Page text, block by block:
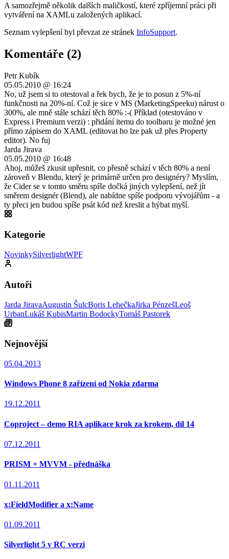
A samozřejmě několik dalších maličkostí, které zpříjemní práci při
vytváření na XAMLu založených aplikací.
Seznam vylepšení byl převzat ze stránek InfoSupport.
Komentáře (2)
Petr Kubík
05.05.2010 @ 16:24
No, už jsem si to otestoval a řek bych, že je to posun z 5%-ní
funkčnosti na 20%-ní. Což je sice v MS (MarketingSpeeku) nárust o
300%, ale mně stále schází těch 80% :-( Příklad (otestováno v
Express i Premium verzi) : přidání itemu do toolbaru je možné jen
přímo zápisem do XAML (editovat ho lze pak už přes Property
editor). No fuj
Jarda Jirava
05.05.2010 @ 16:48
Ahoj, můžeš zkusit upřesnit, co přesně schází v těch 80% a není
zároveň v Blendu, který je primárně určen pro designéry? Myslím,
že Cider se v tomto směru spíše dočká jiných vylepšení, než jít
směrem designér (Blend), ale nabídne spíše podporu vývojářům - a
ty přeci jen budou spíše psát kód než kreslit a hýbat myší.
Kategorie
NovinkySilverlightWPF
Autoři
Jarda JiravaAugustin ŠulcBoris LehečkaJirka PénzešLeoš
UrbanLukáš KubisMartin BodockyTomáš Pastorek
Nejnovější
05.04.2013
Windows Phone 8 zařízení od Nokia zdarma
19.12.2011
Coproject – demo RIA aplikace krok za krokem, díl 14
07.12.2011
PRISM + MVVM - přednáška
01.11.2011
x:FieldModifier a x:Name
01.09.2011
Silverlight 5 v RC verzi